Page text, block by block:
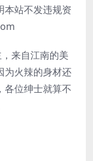
本站不发违规资
来自江南的美
为火辣的身材还
各位绅士就算不